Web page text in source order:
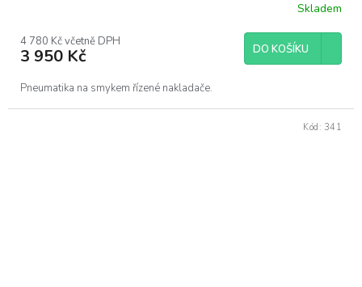
Skladem
4 780 Kč včetně DPH
3 950 Kč DO KOŠÍKU
Pneumatika na smykem řízené nakladače.
Kód: 341